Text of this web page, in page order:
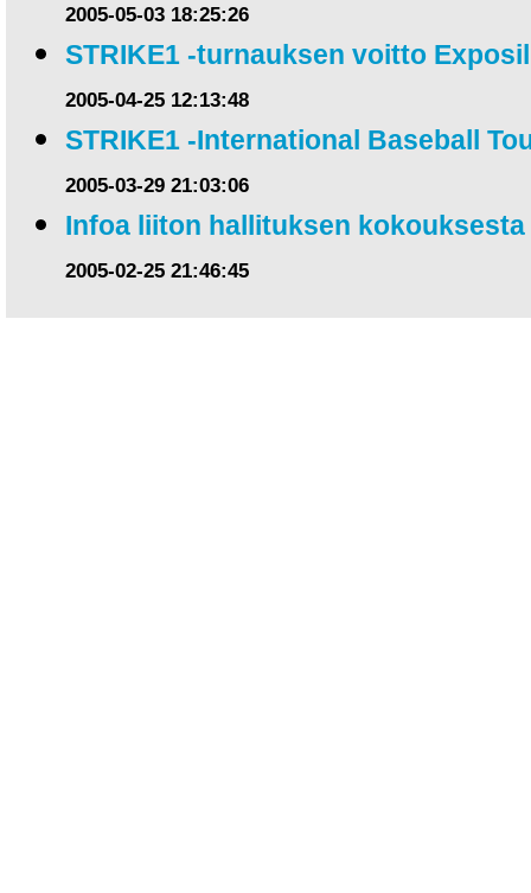
2005-05-03 18:25:26
STRIKE1 -turnauksen voitto
2005-04-25 12:13:48
STRIKE1 -International Baseball
2005-03-29 21:03:06
Infoa liiton hallituksen kokouksesta
2005-02-25 21:46:45